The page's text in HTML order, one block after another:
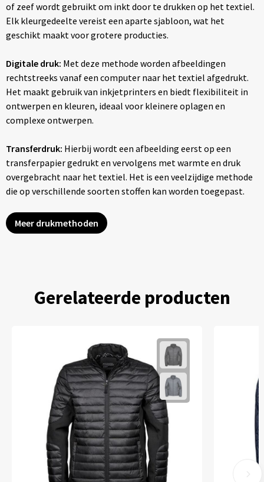
of zeef wordt gebruikt om inkt door te drukken op het textiel.
Elk kleurgedeelte vereist een aparte sjabloon, wat het
geschikt maakt voor grotere producties.
Digitale druk: Met deze methode worden afbeeldingen
rechtstreeks vanaf een computer naar het textiel afgedrukt.
Het maakt gebruik van inkjetprinters en biedt flexibiliteit in
ontwerpen en kleuren, ideaal voor kleinere oplagen en
complexe ontwerpen.
Transferdruk: Hierbij wordt een afbeelding eerst op een
transferpapier gedrukt en vervolgens met warmte en druk
overgebracht naar het textiel. Het is een veelzijdige methode
die op verschillende soorten stoffen kan worden toegepast.
Meer drukmethoden
Gerelateerde producten